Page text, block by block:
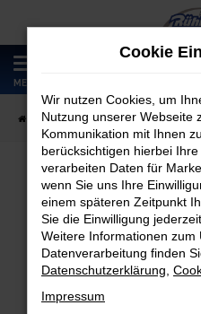
Zum
Hauptinhalt
springen
MENÜ
Startseite Fahrzeugangebote
Fehler: Network
Cookie
Wir nutzen Cookies, um
Nutzung unserer Webseite
Kommunikation mit Ihnen
berücksichtigen hierbei
verarbeiten Daten für
wenn Sie uns Ihre
einem späteren Zeitpunkt
Sie die Einwilligung
Weitere Informationen zum
Datenverarbeitung finden
Datenschutzerklärung
Impressum